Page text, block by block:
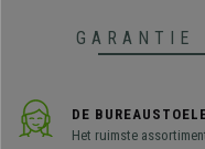
GARANTIE
DE
Het ruimste